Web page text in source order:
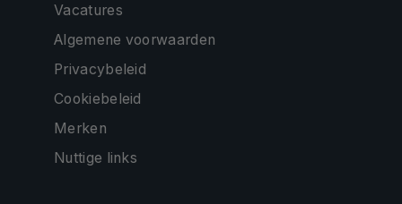
Vacatures
Algemene voorwaarden
Privacybeleid
Cookiebeleid
Merken
Nuttige links